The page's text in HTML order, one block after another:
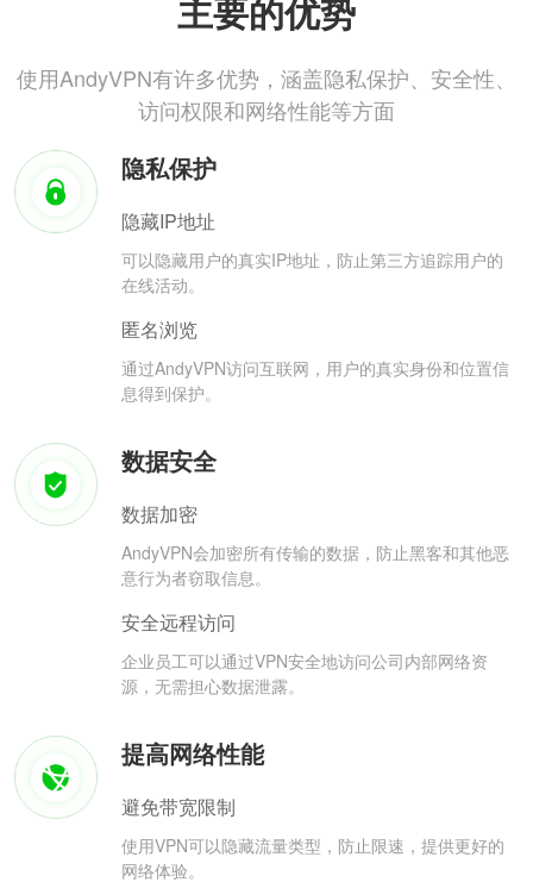
主要的优势
使用AndyVPN有许多优势，涵盖隐私保护、安全性、
访问权限和网络性能等方面
隐私保护
隐藏IP地址
可以隐藏用户的真实IP地址，防止第三方追踪用户的
在线活动。
匿名浏览
通过AndyVPN访问互联网，用户的真实身份和位置信
息得到保护。
数据安全
数据加密
AndyVPN会加密所有传输的数据，防止黑客和其他恶
意行为者窃取信息。
安全远程访问
企业员工可以通过VPN安全地访问公司内部网络资
源，无需担心数据泄露。
提高网络性能
避免带宽限制
使用VPN可以隐藏流量类型，防止限速，提供更好的
网络体验。